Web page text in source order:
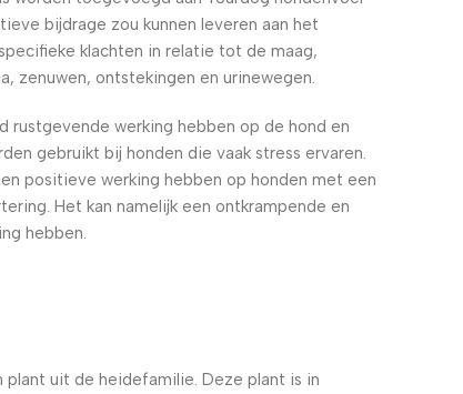
bijdrage zou kunnen leveren aan het
klachten in relatie tot de maag,
zenuwen, ontstekingen en urinewegen.
rustgevende werking hebben op de hond en
gebruikt bij honden die vaak stress ervaren.
positieve werking hebben op honden met een
Het kan namelijk een ontkrampende en
hebben.
plant uit de heidefamilie. Deze plant is in